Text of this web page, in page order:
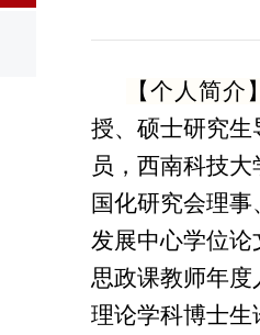
【个人简介】
授、硕士研究
员，西南科技
国化研究会理
发展中心学位论
思政课教师年度
理论学科博士